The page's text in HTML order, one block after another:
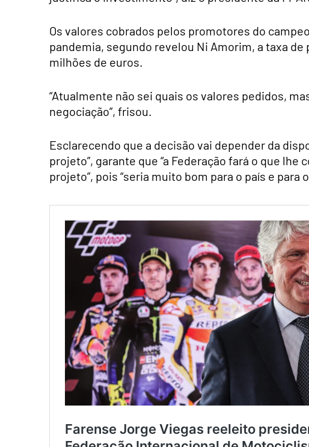
Os valores cobrados pelos promotores do
pandemia, segundo revelou Ni Amorim, a taxa
milhões de euros.
“Atualmente não sei quais os valores pedidos,
negociação”, frisou.
Esclarecendo que a decisão vai depender da
projeto”, garante que “a Federação fará o que
projeto”, pois “seria muito bom para o país e para